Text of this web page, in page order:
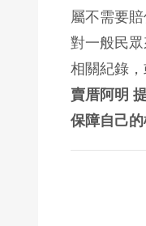
屬不需要賠
對一般民
相關紀錄，
賣厝阿明
保障自己的